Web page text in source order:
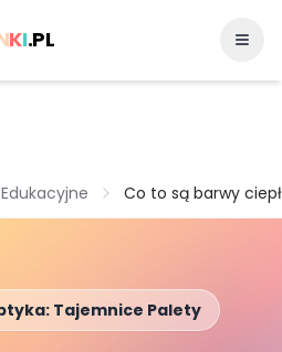
KI.PL
Co to są barwy
Tajemnice Palety